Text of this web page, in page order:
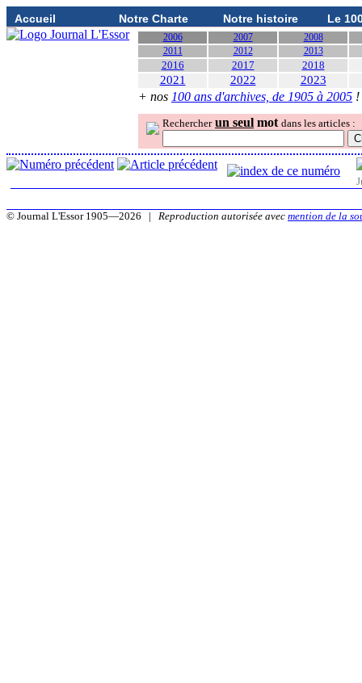
Accueil Notre Charte Notre histoire Le
2006 2007
2008
2011
2012 2013
2016 2017 2018
2021 2022 2023
+ nos 100 ans d'archives, de 1905 à 2005 !
Rechercher un seul mot dans les articles :
© Journal L'Essor 1905—2026 | Reproduction autorisée avec mention de la